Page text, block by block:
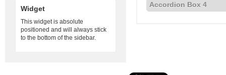
Accordion Box 4
Widget
This widget is absolute
positioned and will always stick
to the bottom of the sidebar.